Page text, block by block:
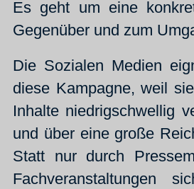
Es geht um eine
Gegenüber und zum
Die Sozialen Medien
diese Kampagne, weil
Inhalte niedrigschwellig
und über eine große
Statt nur durch
Fachveranstaltungen